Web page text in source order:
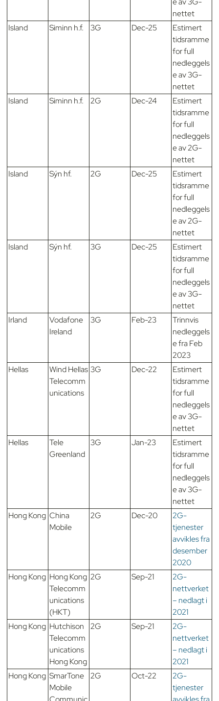
nettet
Island
Siminn h.f. 3G Dec-25
Estimert
tidsramme
for full
nedleggels
e av 3G-
nettet
Island
Siminn h.f. 2G Dec-24
Estimert
tidsramme
for full
nedleggels
e av 2G-
nettet
Island
Sýn hf. 2G Dec-25
Estimert
tidsramme
for full
nedleggels
e av 2G-
nettet
Island
Sýn hf. 3G Dec-25
Estimert
tidsramme
for full
nedleggels
e av 3G-
nettet
Irland
Vodafone
Ireland
3G Feb-23
Trinnvis
nedleggels
e fra Feb
2023
Hellas
Wind Hellas
Telecomm
unications
3G Dec-22
Estimert
tidsramme
for full
nedleggels
e av 3G-
nettet
Hellas
Tele
Greenland
3G Jan-23
Estimert
tidsramme
for full
nedleggels
e av 3G-
nettet
Hong Kong China
Mobile
2G Dec-20
2G-
tjenester
avvikles fra
desember
2020
Hong Kong Hong Kong
Telecomm
unications
(HKT)
2G Sep-21
2G-
nettverket
– nedlagt i
2021
Hong Kong Hutchison
Telecomm
unications
Hong Kong
2G Sep-21
2G-
nettverket
– nedlagt i
2021
Hong Kong SmarTone
Mobile
2G Oct-22
2G-
tjenester